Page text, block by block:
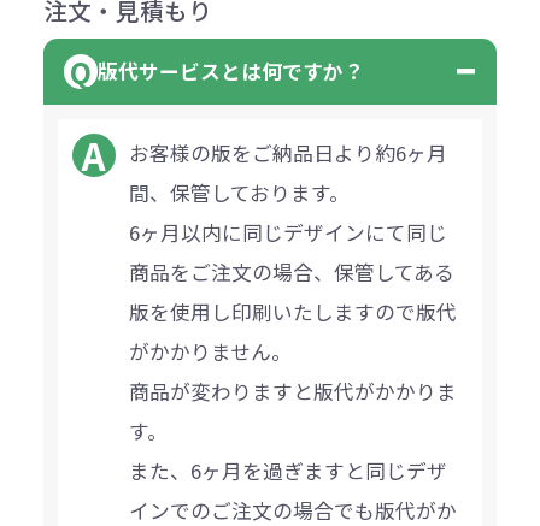
注文・見積もり
版代サービスとは何ですか？
お客様の版をご納品日より約6ヶ月
間、保管しております。
6ヶ月以内に同じデザインにて同じ
商品をご注文の場合、保管してある
版を使用し印刷いたしますので版代
がかかりません。
商品が変わりますと版代がかかりま
す。
また、6ヶ月を過ぎますと同じデザ
インでのご注文の場合でも版代がか